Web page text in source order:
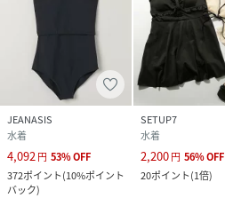
JEANASIS
水着
4,092 円 53%OFF
372ポイント(10%ポイント
バック)
SETUP7
水着
2,200円 56%OFF
20ポイント(1倍)